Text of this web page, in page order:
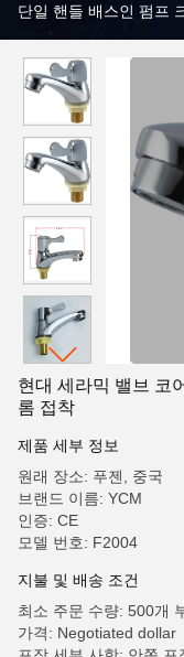
단일 핸들 배스인 펌프
현대 세라믹 밸브 코
롬 접착
제품 세부 정보
원래 장소: 푸젠, 중국
브랜드 이름: YCM
인증: CE
모델 번호: F2004
지불 및 배송 조건
최소 주문 수량: 500개
가격: Negotiated dollar